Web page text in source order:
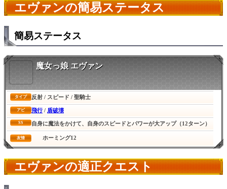
エヴァンの簡易ステータス
簡易ステータス
魔女っ娘 エヴァン
タイプ 反射 / スピード / 聖騎士
アビ 飛行 / 盾破壊
SS 自身に魔法をかけて、自身のスピードとパワーが大アップ（12ターン）
友情 ホーミング12
エヴァンの適正クエスト